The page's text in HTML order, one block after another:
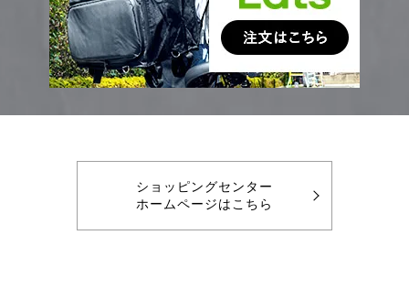
ショッピングセンター
ホームページはこちら